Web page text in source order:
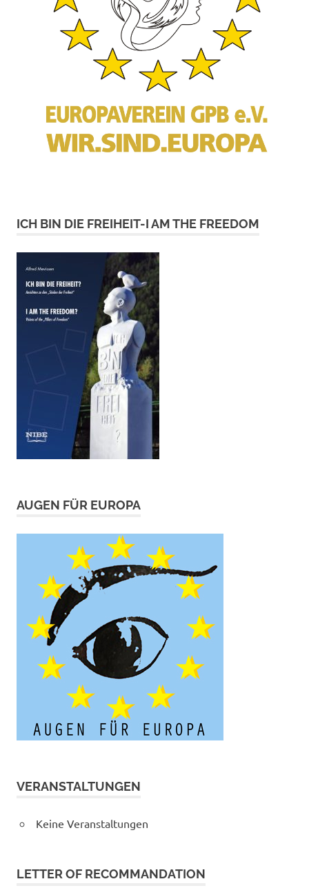
ICH BIN DIE FREIHEIT-I AM THE FREEDOM
AUGEN FÜR EUROPA
VERANSTALTUNGEN
Keine Veranstaltungen
LETTER OF RECOMMANDATION